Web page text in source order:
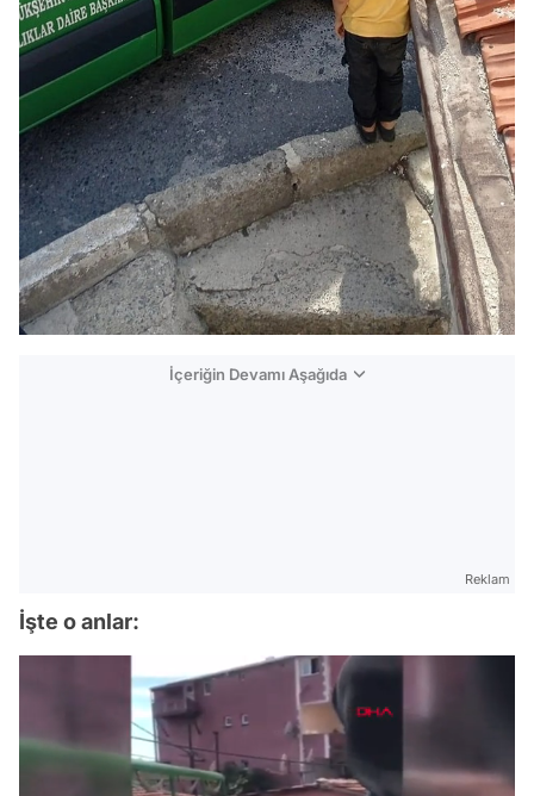
İçeriğin Devamı Aşağıda
Reklam
İşte o anlar: